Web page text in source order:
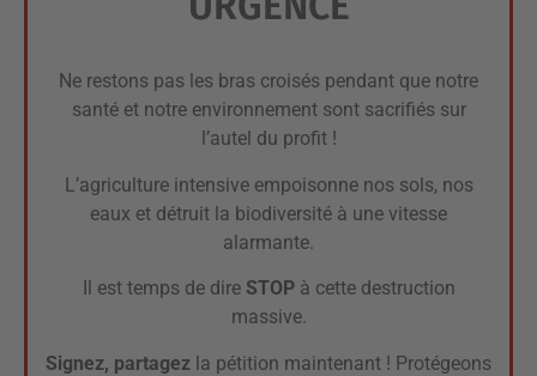
Ne restons pas les bras croisés pendant que notre
santé et notre environnement sont sacrifiés sur
l’autel du profit !
L’agriculture intensive empoisonne nos sols, nos
eaux et détruit la biodiversité à une vitesse
alarmante.
Il est temps de dire STOPà cette destruction
massive.
Signez, partagez la pétition maintenant ! Protégeons